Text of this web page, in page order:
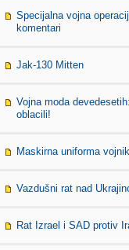
Specijalna vojna
komentari
Jak-130 Mitten
Vojna moda
oblacili!
Maskirna uniforma
Vazdušni rat nad
Rat Izrael i SAD protiv